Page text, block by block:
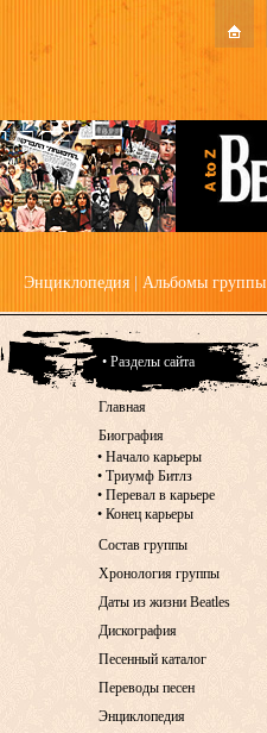
Энциклопедия Альбомы группы
• Разделы сайта
Главная
Биография
• Начало карьеры
• Триумф Битлз
• Перевал в карьере
• Конец карьеры
Состав группы
Хронология группы
Даты из жизни Beatles
Дискография
Песенный каталог
Переводы песен
Энциклопедия